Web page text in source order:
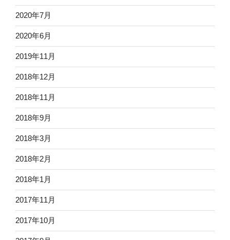
2020年7月
2020年6月
2019年11月
2018年12月
2018年11月
2018年9月
2018年3月
2018年2月
2018年1月
2017年11月
2017年10月